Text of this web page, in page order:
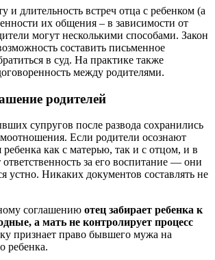
и длительность встреч отца с ребенком (а
их общения – в зависимости от
могут несколькими способами. Закон
составить письменное
в суд. На практике также
между родителями.
родителей
супругов после развода сохранились
Если родители осознают
как с матерью, так и с отцом, и в
за его воспитание — они
устно. Никаких документов составлять не
соглашению отец забирает ребенка к
а мать не контролирует процесс
признает право бывшего мужа на
ребенка.